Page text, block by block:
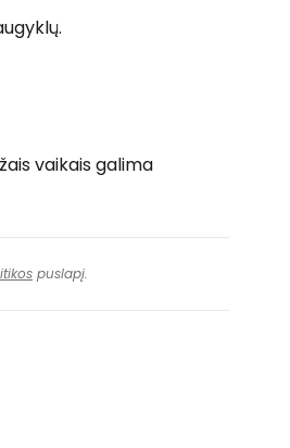
vaikais galima
puslapį.